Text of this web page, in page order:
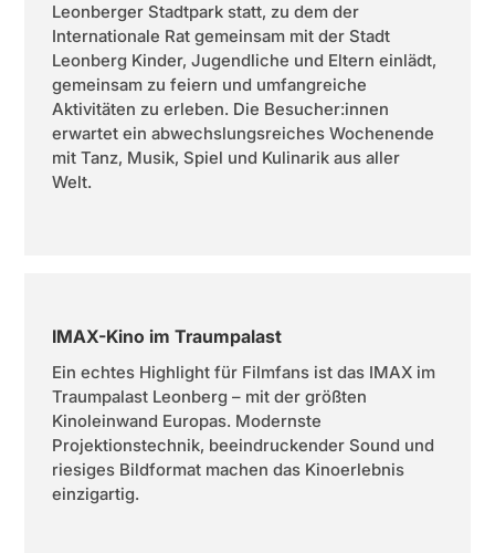
Leonberger Stadtpark statt, zu dem der
Internationale Rat gemeinsam mit der Stadt
Leonberg Kinder, Jugendliche und Eltern einlädt,
gemeinsam zu feiern und umfangreiche
Aktivitäten zu erleben. Die Besucher:innen
erwartet ein abwechslungsreiches Wochenende
mit Tanz, Musik, Spiel und Kulinarik aus aller
Welt.
IMAX-Kino im Traumpalast
Ein echtes Highlight für Filmfans ist das IMAX im
Traumpalast Leonberg – mit der größten
Kinoleinwand Europas. Modernste
Projektionstechnik, beeindruckender Sound und
riesiges Bildformat machen das Kinoerlebnis
einzigartig.